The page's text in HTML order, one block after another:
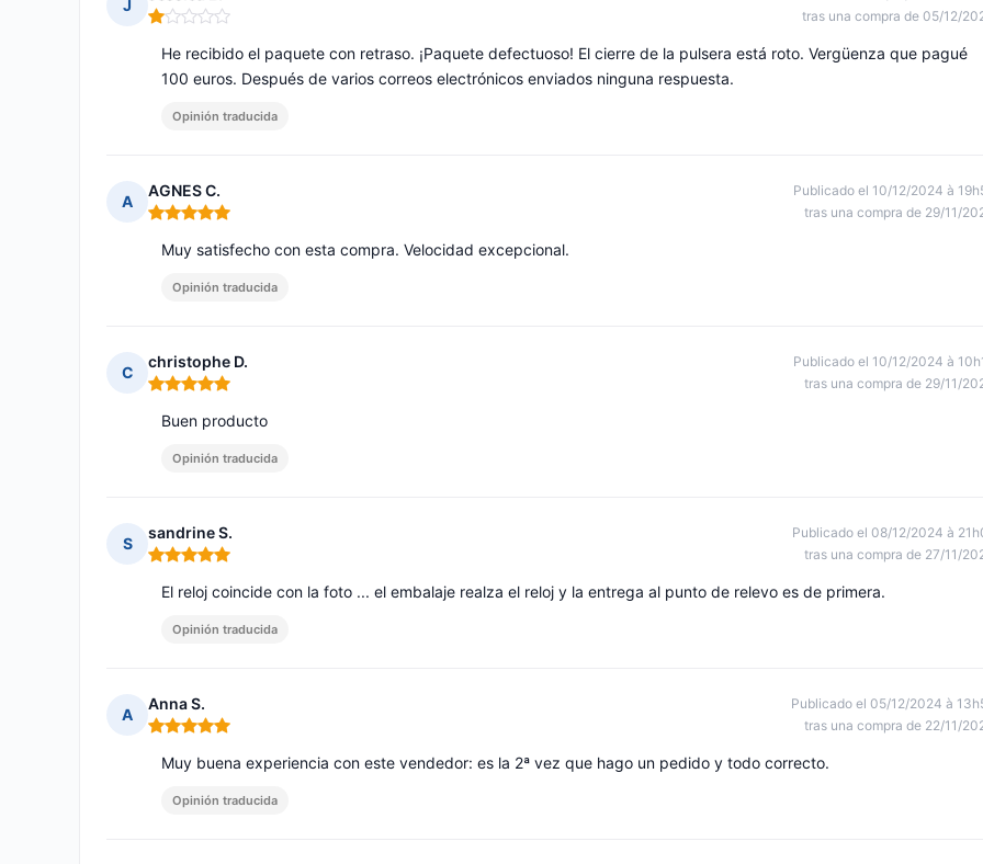
J
Nota: 1 de 5
tras una compra de 05/12/
He recibido el paquete con retraso. ¡Paquete defectuoso! El cierre de la pulsera está roto. Vergüenza que pagué
100 euros. Después de varios correos electrónicos enviados ninguna respuesta.
Opinión traducida
A
AGNES C.
Nota: 5 de 5
Publicado el 10/12/2024 à
tras una compra de 29/11/
Muy satisfecho con esta compra. Velocidad excepcional.
Opinión traducida
C
christophe D.
Nota: 5 de 5
Publicado el 10/12/2024 à
tras una compra de 29/11/
Buen producto
Opinión traducida
S
sandrine S.
Nota: 5 de 5
Publicado el 08/12/2024 à
tras una compra de 27/11/
El reloj coincide con la foto ... el embalaje realza el reloj y la entrega al punto de relevo es de primera.
Opinión traducida
A
Anna S.
Nota: 5 de 5
Publicado el 05/12/2024 à
tras una compra de 22/11/
Muy buena experiencia con este vendedor: es la 2ª vez que hago un pedido y todo correcto.
Opinión traducida